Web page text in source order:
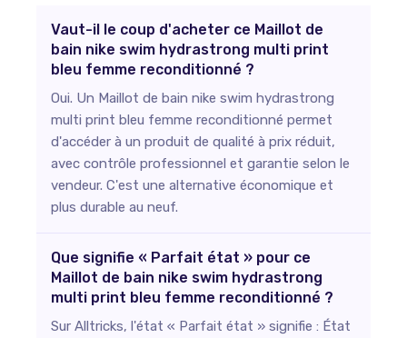
Vaut-il le coup d'acheter ce Maillot de
bain nike swim hydrastrong multi print
bleu femme reconditionné ?
Oui. Un Maillot de bain nike swim hydrastrong
multi print bleu femme reconditionné permet
d'accéder à un produit de qualité à prix réduit,
avec contrôle professionnel et garantie selon le
vendeur. C'est une alternative économique et
plus durable au neuf.
Que signifie « Parfait état » pour ce
Maillot de bain nike swim hydrastrong
multi print bleu femme reconditionné ?
Sur Alltricks, l'état « Parfait état » signifie : État